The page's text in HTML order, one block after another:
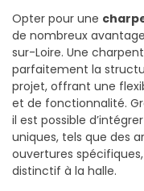
Opter pour une
de nombreux
sur-Loire. Une
parfaitement la
projet, offrant une
et de fonctionnalité.
il est possible
uniques, tels que des
ouvertures
distinctif à la halle.